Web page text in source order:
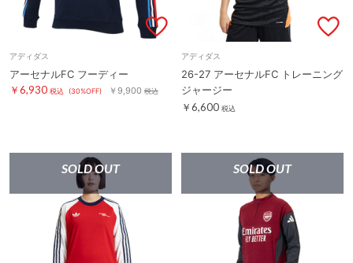
アディダス
アーセナルFC フーディー
￥6,930 税込 (30%OFF) ￥9,900 税込
アディダス
26-27 アーセナルFC トレーニング
ジャージー
￥6,600 税込
SOLD OUT SOLD OUT